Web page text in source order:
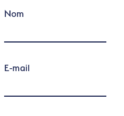
Nom
E-mail